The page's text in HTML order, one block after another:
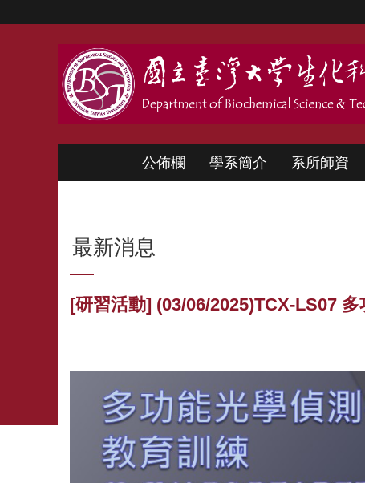
公佈欄 學系簡介 系所師資
最新消息
[研習活動] (03/06/2025)TCX-LS07